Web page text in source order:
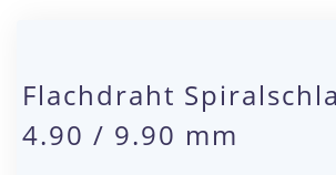
Flachdraht
4.90 / 9.90 mm